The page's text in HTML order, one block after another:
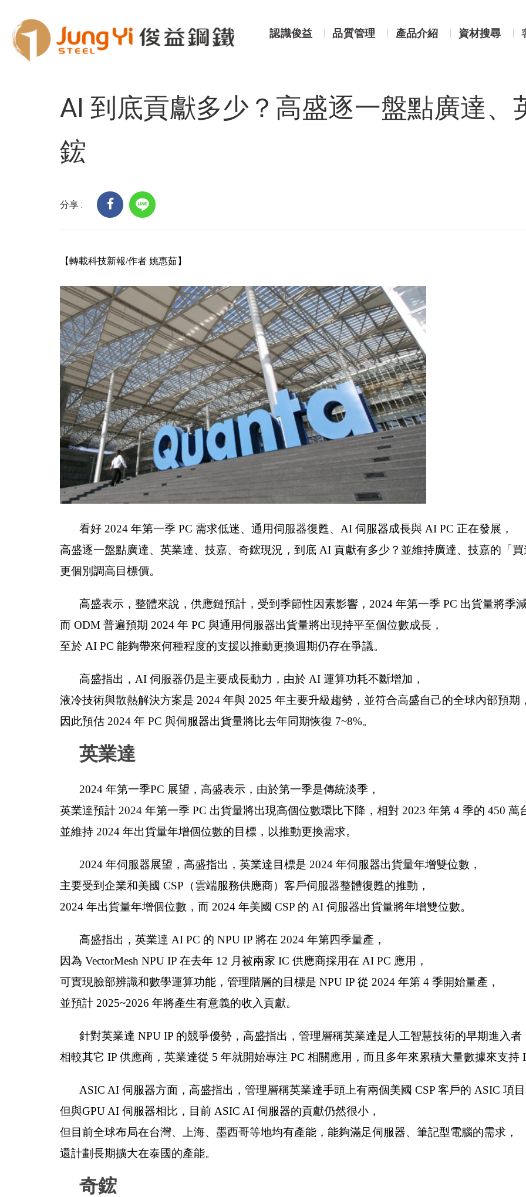
認識俊益 品質管理 產品介紹 資材搜尋
AI 到底貢獻多少？高盛逐一盤點廣達、
鋐
分享 :
【轉載科技新報/作者 姚惠茹】
看好 2024 年第一季 PC 需求低迷、通用伺服器復甦、AI 伺服器成長與 AI PC 正在發展，
高盛逐一盤點廣達、英業達、技嘉、奇鋐現況，到底 AI 貢獻有多少？並維持廣達、技嘉的「買
更個別調高目標價。
高盛表示，整體來說，供應鏈預計，受到季節性因素影響，2024 年第一季 PC 出貨量將季減
而 ODM 普遍預期 2024 年 PC 與通用伺服器出貨量將出現持平至個位數成長，
至於 AI PC 能夠帶來何種程度的支援以推動更換週期仍存在爭議。
高盛指出，AI 伺服器仍是主要成長動力，由於 AI 運算功耗不斷增加，
液冷技術與散熱解決方案是 2024 年與 2025 年主要升級趨勢，並符合高盛自己的全球內部預期，
因此預估 2024 年 PC 與伺服器出貨量將比去年同期恢復 7~8%。
英業達
2024 年第一季PC 展望，高盛表示，由於第一季是傳統淡季，
英業達預計 2024 年第一季 PC 出貨量將出現高個位數環比下降，相對 2023 年第 4 季的 450 萬
並維持 2024 年出貨量年增個位數的目標，以推動更換需求。
2024 年伺服器展望，高盛指出，英業達目標是 2024 年伺服器出貨量年增雙位數，
主要受到企業和美國 CSP（雲端服務供應商）客戶伺服器整體復甦的推動，
2024 年出貨量年增個位數，而 2024 年美國 CSP 的 AI 伺服器出貨量將年增雙位數。
高盛指出，英業達 AI PC 的 NPU IP 將在 2024 年第四季量產，
因為 VectorMesh NPU IP 在去年 12 月被兩家 IC 供應商採用在 AI PC 應用，
可實現臉部辨識和數學運算功能，管理階層的目標是 NPU IP 從 2024 年第 4 季開始量產，
並預計 2025~2026 年將產生有意義的收入貢獻。
針對英業達 NPU IP 的競爭優勢，高盛指出，管理層稱英業達是人工智慧技術的早期進入者
相較其它 IP 供應商，英業達從 5 年就開始專注 PC 相關應用，而且多年來累積大量數據來支持
ASIC AI 伺服器方面，高盛指出，管理層稱英業達手頭上有兩個美國 CSP 客戶的 ASIC 項目
但與GPU AI 伺服器相比，目前 ASIC AI 伺服器的貢獻仍然很小，
但目前全球布局在台灣、上海、墨西哥等地均有產能，能夠滿足伺服器、筆記型電腦的需求，
還計劃長期擴大在泰國的產能。
奇鋐